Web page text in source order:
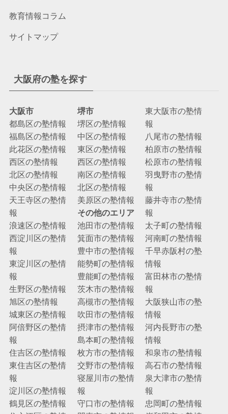
教育情報コラム
サイトマップ
大阪府の塾を探す
大阪市
都島区の塾情報
福島区の塾情報
此花区の塾情報
西区の塾情報
北区の塾情報
中央区の塾情報
天王寺区の塾情
報
浪速区の塾情報
西淀川区の塾情
報
東淀川区の塾情
報
生野区の塾情報
旭区の塾情報
城東区の塾情報
阿倍野区の塾情
報
住吉区の塾情報
東住吉区の塾情
報
淀川区の塾情報
鶴見区の塾情報
堺市
堺区の塾情報
中区の塾情報
東区の塾情報
西区の塾情報
南区の塾情報
北区の塾情報
美原区の塾情報
その他のエリア
池田市の塾情報
箕面市の塾情報
豊中市の塾情報
能勢町の塾情報
豊能町の塾情報
茨木市の塾情報
高槻市の塾情報
吹田市の塾情報
摂津市の塾情報
島本町の塾情報
枚方市の塾情報
交野市の塾情報
寝屋川市の塾情
報
守口市の塾情報
東大阪市の塾情
報
八尾市の塾情報
柏原市の塾情報
松原市の塾情報
羽曳野市の塾情
報
藤井寺市の塾情
報
太子町の塾情報
河南町の塾情報
千早赤阪村の塾
情報
富田林市の塾情
報
大阪狭山市の塾
情報
河内長野市の塾
情報
和泉市の塾情報
高石市の塾情報
泉大津市の塾情
報
忠岡町の塾情報